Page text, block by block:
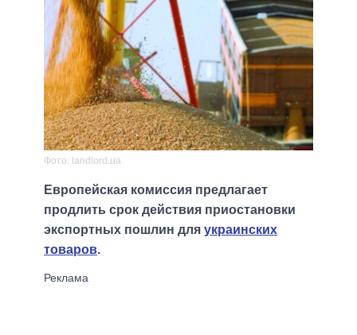
Фото: landlord.ua
Европейская комиссия предлагает
продлить срок действия приостановки
экспортных пошлин для украинских
товаров.